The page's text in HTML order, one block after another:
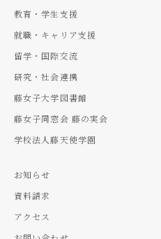
教育・学生支援
就職・キャリア支援
留学・国際交流
研究・社会連携
藤女子大学図書館
藤女子同窓会 藤の実会
学校法人藤天使学園
お知らせ
資料請求
アクセス